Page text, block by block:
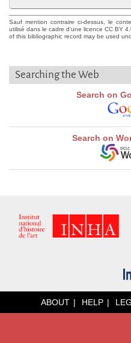
Sauf mention contraire ci-dessus, le
utilisé dans le cadre d'une licence CC BY
of this bibliographic record may be used
Searching the Web
Search on
Search on
ABOUT HELP